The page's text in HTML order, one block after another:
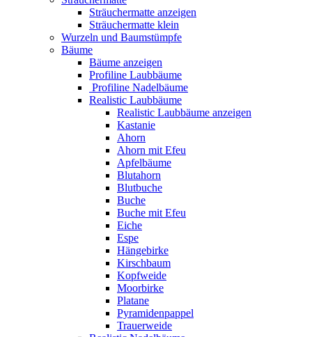
Sträuchermatte anzeigen
Sträuchermatte klein
Wurzeln und Baumstümpfe
Bäume
Bäume anzeigen
Profiline Laubbäume
Profiline Nadelbäume
Realistic Laubbäume
Realistic Laubbäume anzeigen
Kastanie
Ahorn
Ahorn mit Efeu
Apfelbäume
Blutahorn
Blutbuche
Buche
Buche mit Efeu
Eiche
Espe
Hängebirke
Kirschbaum
Kopfweide
Moorbirke
Platane
Pyramidenpappel
Trauerweide